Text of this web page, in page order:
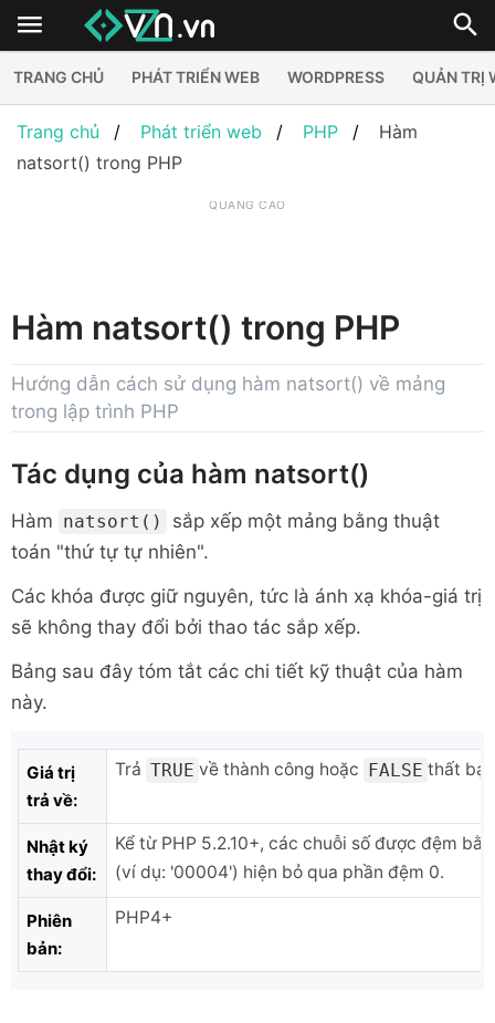
TRANG CHỦ PHÁT TRIỂN WEB WORDPRESS QUẢN TRỊ
Trang chủ Phát triển web PHP
Hàm
natsort() trong PHP
QUẢNG CÁO
Hàm natsort() trong PHP
Hướng dẫn cách sử dụng hàm natsort() về mảng
trong lập trình PHP
Tác dụng của hàm natsort()
Hàm natsort()
sắp xếp một mảng bằng thuật
toán "thứ tự tự nhiên".
Các khóa được giữ nguyên, tức là ánh xạ khóa-giá trị
sẽ không thay đổi bởi thao tác sắp xếp.
Bảng sau đây tóm tắt các chi tiết kỹ thuật của hàm
này.
Giá trị
trả về:
Trả TRUE về thành công hoặc FALSE thất bại.
Nhật ký
thay đổi:
Kể từ PHP 5.2.10+, các chuỗi số được đệm
(ví dụ: '00004') hiện bỏ qua phần đệm 0.
Phiên
bản:
PHP4+